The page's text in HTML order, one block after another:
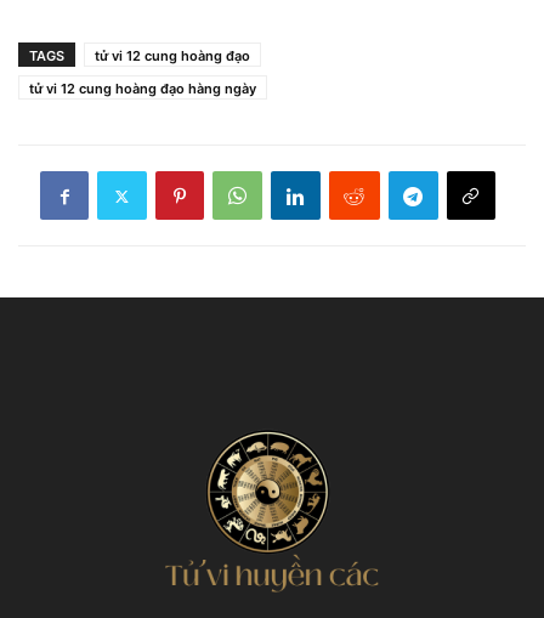
TAGS
tử vi 12 cung hoàng đạo
tử vi 12 cung hoàng đạo hàng ngày